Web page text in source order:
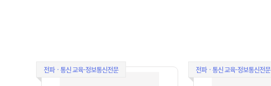
전파ㆍ통신 교육-정보통신전문 전파ㆍ통신 교육-정보통신전문